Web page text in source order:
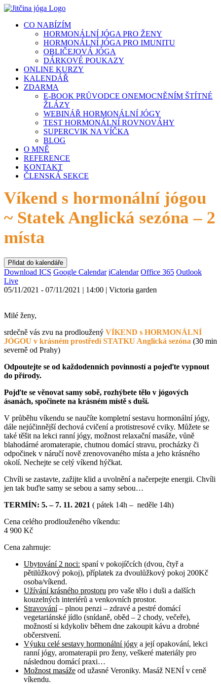
Přeskočit
obsah
CO NABÍZÍM
HORMONÁLNÍ JÓGA PRO ŽENY
HORMONÁLNÍ JÓGA PRO IMUNITU
OBLIČEJOVÁ JÓGA
DÁRKOVÉ POUKAZY
ONLINE KURZY
KALENDÁŘ
ZDARMA
E-BOOK PRŮVODCE ONEMOCNĚNÍM ŠTÍTNÉ
ŽLÁZY
WEBINÁŘ HORMONÁLNÍ JÓGY
TEST HORMONÁLNÍ ROVNOVÁHY
SUPERCVIK NA VÍČKA
BLOG
O MNĚ
REFERENCE
KONTAKT
ČLENSKÁ SEKCE
Víkend s hormonální jógou
~ Statek Anglická sezóna – 2
místa
Přidat do kalendáře
Download ICS Google Calendar iCalendar Office 365 Outlook
Live
05/11/2021 - 07/11/2021 | 14:00 | Victoria garden
Milé ženy,
srdečně vás zvu na prodloužený VÍKEND s HORMONÁLNÍ
JÓGOU v krásném prostředí STATKU Anglická sezóna (30 min
severně od Prahy)
Odpoutejte se od každodenních povinností a pojeďte vypnout
do přírody.
Pojďte se věnovat samy sobě, rozhýbete tělo v jógových
ásanách, spočinete na krásném místě s duší.
V průběhu víkendu se naučíte kompletní sestavu hormonální jógy,
dále nejúčinnější dechová cvičení a protistresové cviky. Můžete se
také těšit na lekci ranní jógy, možnost relaxační masáže, vůně
blahodárné aromaterapie, chutnou domácí stravu, procházky či
odpočinek v náručí nově zrenovovaného místa a jeho krásného
okolí. Nechejte se celý víkend hýčkat.
Chvíli se zastavte, zažijte klid a uvolnění a načerpejte energii. Chvíli
jen tak buďte samy se sebou a samy sebou…
TERMÍN: 5. – 7. 11. 2021 ( pátek 14h – neděle 14h)
Cena celého prodlouženého víkendu:
4 900 Kč
Cena zahrnuje:
Ubytování 2 noci: spaní v pokojíčcích (dvou, čtyř a
pětilůžkový pokoj), příplatek za dvoulůžkový pokoj 200Kč
osoba/víkend.
Užívání krásného prostoru pro vaše tělo i duši a dalších
kouzelných interiérů a venkovních prostor.
Stravování– plnou penzi – zdravé a pestré domácí
vegetariánské jídlo (snídaně, oběd – 2 chody, večeře),
možností si kdykoliv během dne zakoupit kávu a drobné
občerstvení.
Výuku celé sestavy hormonální jógy a její opakování, lekci
ranní jógy, aromaterapii pro ženy, veškeré materiály pro
následnou domácí praxi…
Možnost masáže od užasné Veroniky. Masáž NENÍ v ceně
víkendu.